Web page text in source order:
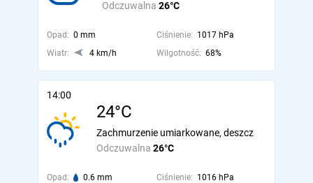
Odczuwalna 26°C
Opad: 0 mm Ciśnienie: 1017 hPa
Wiatr:
4 km/h Wilgotność: 68%
14:00
24°C
Odczuwalna 26°C
Zachmurzenie umiarkowane, deszcz
Opad: 0.6 mm Ciśnienie: 1016 hPa